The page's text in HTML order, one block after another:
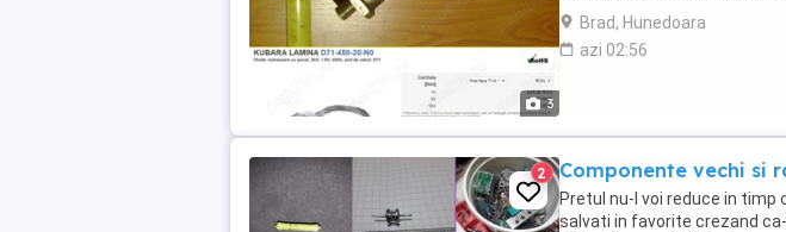
3
ia instant block cei ...
Brad, Hunedoara
azi 02:56
2 Componente vechi si
Pretul nu-l voi reduce in timp
salvati in favorite crezand